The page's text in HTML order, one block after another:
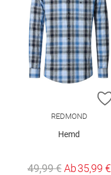
REDMOND
Hemd
49,99 € Ab35,99 €